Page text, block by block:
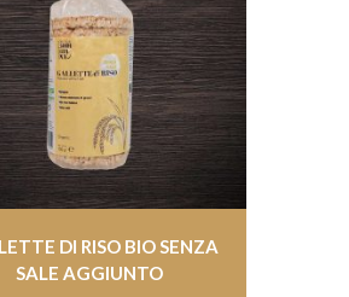
DI RISO BIO SENZA
SALE AGGIUNTO